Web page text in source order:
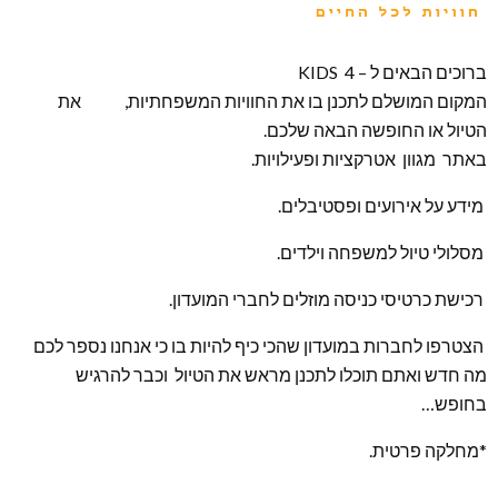
ברוכים הבאים ל – KIDS 4
המקום המושלם לתכנן בו את החוויות המשפחתיות, את
הטיול או החופשה הבאה שלכם.
באתר מגוון אטרקציות ופעילויות.
מידע על אירועים ופסטיבלים.
מסלולי טיול למשפחה וילדים.
רכישת כרטיסי כניסה מוזלים לחברי המועדון.
הצטרפו לחברות במועדון שהכי כיף להיות בו כי אנחנו נספר לכם
מה חדש ואתם תוכלו לתכנן מראש את הטיול וכבר להרגיש
בחופש…
*מחלקה פרטית.